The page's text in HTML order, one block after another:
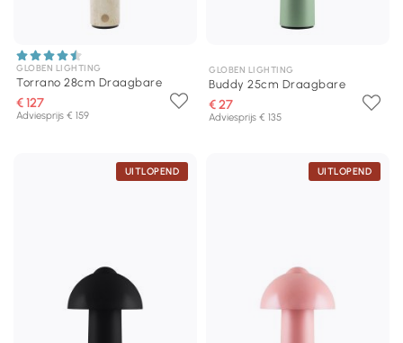
GLOBEN LIGHTING
Torrano 28cm Draagbare
€ 127
Adviesprijs € 159
GLOBEN LIGHTING
Buddy 25cm Draagbare
€ 27
Adviesprijs € 135
UITLOPEND UITLOPEND